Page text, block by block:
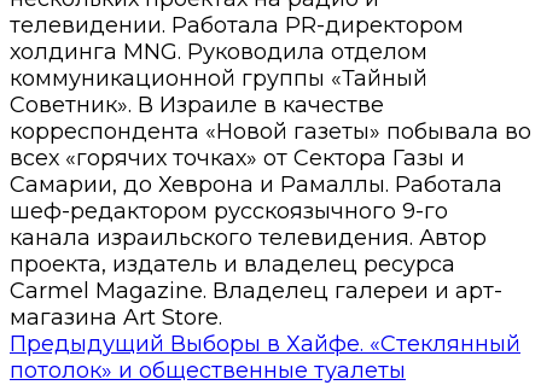
телевидении. Работала PR-директором
холдинга MNG. Руководила отделом
коммуникационной группы «Тайный
Советник». В Израиле в качестве
корреспондента «Новой газеты» побывала во
всех «горячих точках» от Сектора Газы и
Самарии, до Хеврона и Рамаллы. Работала
шеф-редактором русскоязычного 9-го
канала израильского телевидения. Автор
проекта, издатель и владелец ресурса
Carmel Magazine. Владелец галереи и арт-
магазина Art Store.
Предыдущий Выборы в Хайфе. «Стеклянный
потолок» и общественные туалеты